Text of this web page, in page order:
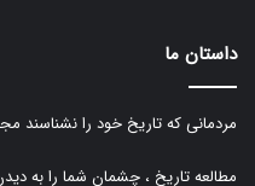
داستان ما
مردمانی که تاریخ خود را نشناسند
مطالعه تاریخ ، چشمان شما را به